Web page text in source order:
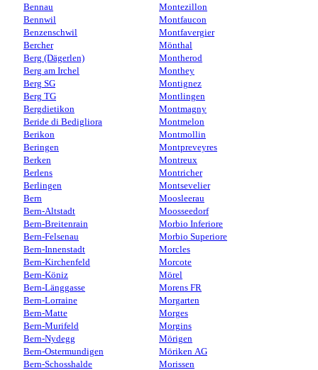
Bennau
Bennwil
Benzenschwil
Bercher
Berg (Dägerlen)
Berg am Irchel
Berg SG
Berg TG
Bergdietikon
Beride di Bedigliora
Berikon
Beringen
Berken
Berlens
Berlingen
Bern
Bern-Altstadt
Bern-Breitenrain
Bern-Felsenau
Bern-Innenstadt
Bern-Kirchenfeld
Bern-Köniz
Bern-Länggasse
Bern-Lorraine
Bern-Matte
Bern-Murifeld
Bern-Nydegg
Bern-Ostermundigen
Bern-Schosshalde
Montezillon
Montfaucon
Montfavergier
Mönthal
Montherod
Monthey
Montignez
Montlingen
Montmagny
Montmelon
Montmollin
Montpreveyres
Montreux
Montricher
Montsevelier
Moosleerau
Moosseedorf
Morbio Inferiore
Morbio Superiore
Morcles
Morcote
Mörel
Morens FR
Morgarten
Morges
Morgins
Mörigen
Möriken AG
Morissen